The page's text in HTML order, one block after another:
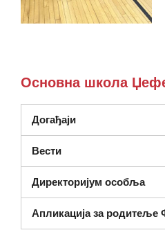
Основна школа
Догађаји
Вести
Директоријум особља
Апликација за родитеље